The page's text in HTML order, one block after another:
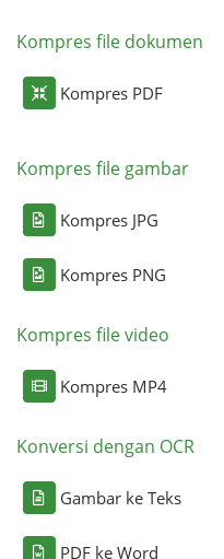
Kompres file dokumen
Kompres PDF
Kompres file gambar
Kompres JPG
Kompres PNG
Kompres file video
Kompres MP4
Konversi dengan OCR
Gambar ke Teks
PDF ke Word